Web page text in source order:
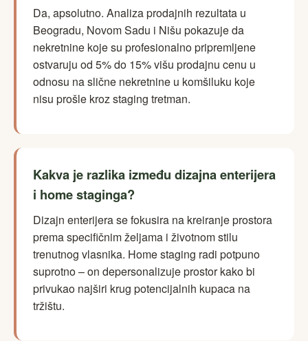
Da, apsolutno. Analiza prodajnih rezultata u
Beogradu, Novom Sadu i Nišu pokazuje da
nekretnine koje su profesionalno pripremljene
ostvaruju od 5% do 15% višu prodajnu cenu u
odnosu na slične nekretnine u komšiluku koje
nisu prošle kroz staging tretman.
Kakva je razlika između dizajna enterijera
i home staginga?
Dizajn enterijera se fokusira na kreiranje prostora
prema specifičnim željama i životnom stilu
trenutnog vlasnika. Home staging radi potpuno
suprotno – on depersonalizuje prostor kako bi
privukao najširi krug potencijalnih kupaca na
tržištu.